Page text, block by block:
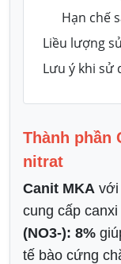
Hạn chế
Liều lượng
Lưu ý khi sử
Thành phần
nitrat
Canit MKA với
cung cấp canxi
(NO3-): 8%
tế bào cứng